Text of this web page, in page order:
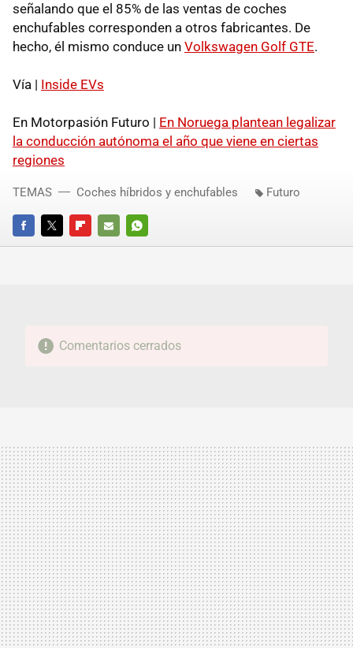
señalando que el 85% de las ventas de coches
enchufables corresponden a otros fabricantes. De
hecho, él mismo conduce un Volkswagen Golf GTE.
Vía | Inside EVs
En Motorpasión Futuro | En Noruega plantean legalizar
la conducción autónoma el año que viene en ciertas
regiones
FACEBOOKTWITTERFLIPBOARD
E-
WHATSAPP
TEMAS Coches híbridos y enchufables Futuro
Comentarios cerrados